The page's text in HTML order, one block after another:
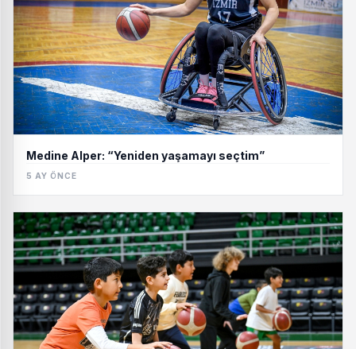
Medine Alper: “Yeniden yaşamayı seçtim”
5 AY ÖNCE